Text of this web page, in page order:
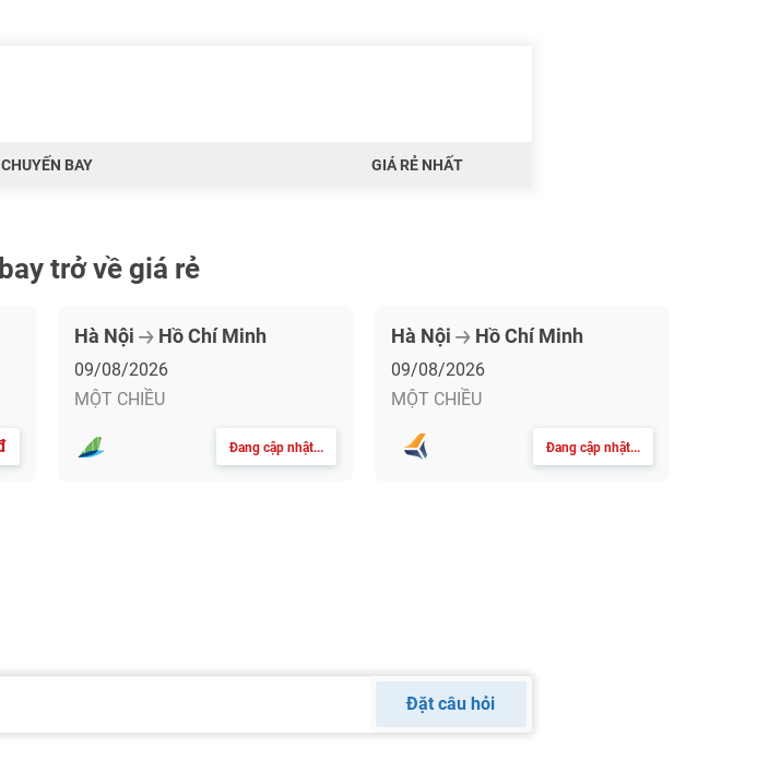
CHUYẾN BAY GIÁ RẺ NHẤT
trở về giá rẻ
Hà Nội Hồ Chí Minh
09/08/2026
MỘT CHIỀU
Đang cập nhật...
Hà Nội Hồ Chí Minh
09/08/2026
MỘT CHIỀU
Đang cập nhật...
Đặt câu hỏi